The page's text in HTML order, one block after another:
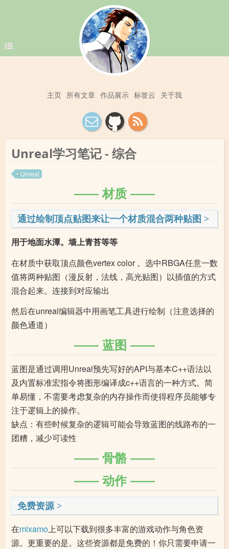
主页 所有文章 作品展示 标签云 关于我
Unreal学习笔记 - 综合
Unreal
材质
通过绘制顶点贴图来让一个材质混合两种贴图
用于地面水潭。墙上青苔等等
在材质中获取顶点颜色vertex color 。选中RBGA任意一数
值将两种贴图（漫反射，法线，高光贴图）以插值的方式
混合起来。连接到对应输出
然后在unreal编辑器中用画笔工具进行绘制（注意选择的
颜色通道）
蓝图
蓝图是通过调用Unreal预先写好的API与基本C++语法以
及内置标准宏指令将图形编译成c++语言的一种方式。简
单易懂，不需要考虑复杂的内存操作而使得程序员能够专
注于逻辑上的操作。
缺点：有些时候复杂的逻辑可能会导致蓝图的线路布的一
团糟，减少可读性
骨骼
动作
免费资源
在mixamo上可以下载到很多丰富的游戏动作与角色资
源。更重要的是。这些资源都是免费的！你只需要申请一